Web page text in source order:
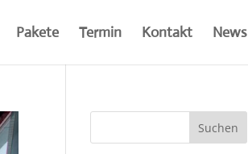
Pakete Termin Kontakt News